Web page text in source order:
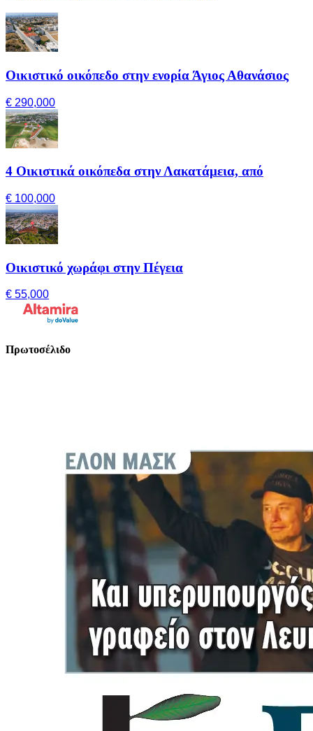
Οικιστικό οικόπεδο στην ενορία Άγιος Αθανάσιος
€ 290,000
4 Οικιστικά οικόπεδα στην Λακατάμεια, από
€ 100,000
Οικιστικό χωράφι στην Πέγεια
€ 55,000
Πρωτοσέλιδο